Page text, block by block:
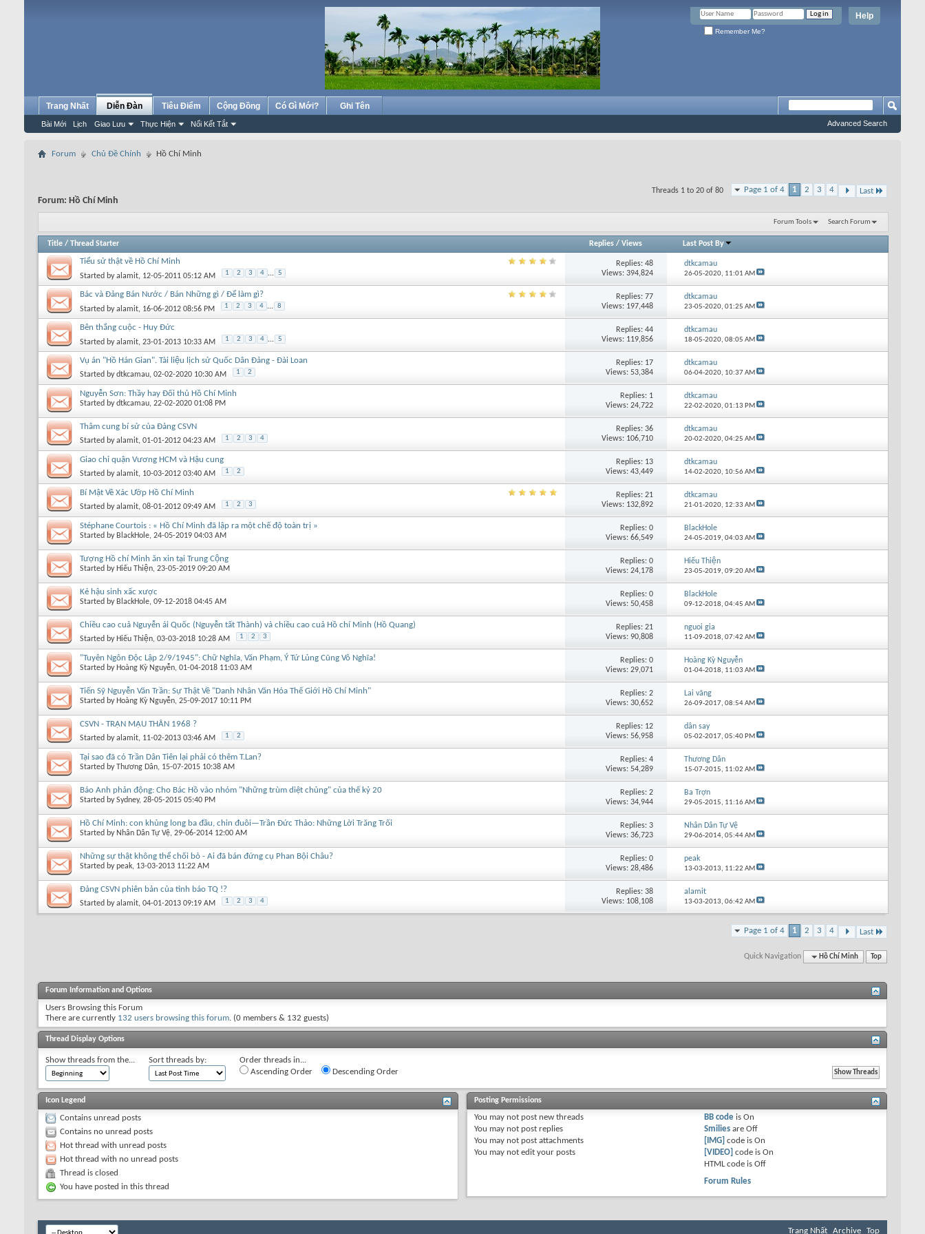
Help
Remember Me?
Trang Nhất Diễn Đàn
Bài Mới Lịch Giao Lưu Thực Hiện Nối Kết Tắt
Tiêu Điểm Cộng Đồng Có Gì Mới? Ghi Tên
Advanced Search
Forum Chủ Đề Chính Hồ Chí Minh
Page 1 of 4 1 2 3 4 Last
Threads 1 to 20 of 80
Forum: Hồ Chí Minh
Forum Tools Search Forum
Title / Thread Starter Replies/ Views Last Post By
Tiểu sử thật về Hồ Chí Minh
Started byalamit, 12-05-2011 05:12 AM 1 2 3 4 ... 5
Replies: 48
Views: 394,824
dtkcamau
26-05-2020, 11:01 AM
Bác và Đảng Bán Nước / Bán Những gì / Để làm gì?
Started byalamit, 16-06-2012 08:56 PM 1 2 3 4 ... 8
Replies: 77
Views: 197,448
dtkcamau
23-05-2020, 01:25 AM
Bên thắng cuộc - Huy Đức
Started byalamit, 23-01-2013 10:33 AM 1 2 3 4 ... 5
Replies: 44
Views: 119,856
dtkcamau
18-05-2020, 08:05 AM
Vụ án "Hồ Hán Gian". Tài liệu lịch sử Quốc Dân Đảng - Đài Loan
Started bydtkcamau, 02-02-2020 10:30 AM 1 2
Replies: 17
Views: 53,384
dtkcamau
06-04-2020, 10:37 AM
Nguyễn Sơn: Thầy hay Đối thủ Hồ Chí Minh
Started bydtkcamau, 22-02-2020 01:08 PM
Replies: 1
Views: 24,722
dtkcamau
22-02-2020, 01:13 PM
Thâm cung bí sử của Đảng CSVN
Started byalamit, 01-01-2012 04:23 AM 1 2 3 4
Replies: 36
Views: 106,710
dtkcamau
20-02-2020, 04:25 AM
Giao chỉ quận Vương HCM và Hậu cung
Started byalamit, 10-03-2012 03:40 AM 1 2
Replies: 13
Views: 43,449
dtkcamau
14-02-2020, 10:56 AM
Bí Mật Về Xác Ướp Hồ Chí Minh
Started byalamit, 08-01-2012 09:49 AM 1 2 3
Replies: 21
Views: 132,892
dtkcamau
21-01-2020, 12:33 AM
Stéphane Courtois : « Hồ Chí Minh đã lập ra một chế độ toàn trị »
Started by BlackHole, 24-05-2019 04:03 AM
Replies: 0
Views: 66,549
BlackHole
24-05-2019, 04:03 AM
Tượng Hồ chí Minh ăn xin tại Trung Cộng
Started by Hiếu Thiện, 23-05-2019 09:20 AM
Replies: 0
Views: 24,178
Hiếu Thiện
23-05-2019, 09:20 AM
Kẻ hậu sinh xấc xược
Started by BlackHole, 09-12-2018 04:45 AM
Replies: 0
Views: 50,458
BlackHole
09-12-2018, 04:45 AM
Chiều cao cuả Nguyễn ái Quốc (Nguyễn tất Thành) và chiều cao cuả Hồ chí Minh (Hồ Quang)
Started by Hiếu Thiện, 03-03-2018 10:28 AM 1 2 3
Replies: 21
Views: 90,808
nguoi gia
11-09-2018, 07:42 AM
"Tuyên Ngôn Độc Lập 2/9/1945": Chữ Nghĩa, Văn Phạm, Ý Tứ Lủng Cũng Vô Nghĩa!
Started by Hoàng Kỳ Nguyễn, 01-04-2018 11:03 AM
Replies: 0
Views: 29,071
Hoàng Kỳ Nguyễn
01-04-2018, 11:03 AM
Tiến Sỹ Nguyễn Văn Trần: Sự Thật Về "Danh Nhân Văn Hóa Thế Giới Hồ Chí Minh"
Started by Hoàng Kỳ Nguyễn, 25-09-2017 10:11 PM
Replies: 2
Views: 30,652
Lai vãng
26-09-2017, 08:54 AM
CSVN - TRẬN MẬU THÂN 1968 ?
Started byalamit, 11-02-2013 03:46 AM 1 2
Replies: 12
Views: 56,958
dân say
05-02-2017, 05:40 PM
Tại sao đã có Trần Dân Tiên lại phải có thêm T.Lan?
Started byThương Dân, 15-07-2015 10:38 AM
Replies: 4
Views: 54,289
Thương Dân
15-07-2015, 11:02 AM
Báo Anh phản động: Cho Bác Hồ vào nhóm "Những trùm diệt chủng" của thế kỷ 20
Started bySydney, 28-05-2015 05:40 PM
Replies: 2
Views: 34,944
Ba Trợn
29-05-2015, 11:16 AM
Hồ Chí Minh: con khủng long ba đầu, chin đuôi—Trần Đức Thảo: Những Lời Trăng Trối
Started by Nhân Dân Tự Vệ, 29-06-2014 12:00 AM
Replies: 3
Views: 36,723
Nhân Dân Tự Vệ
29-06-2014, 05:44 AM
Những sự thật không thể chối bỏ - Ai đã bán đứng cụ Phan Bội Châu?
Started bypeak, 13-03-2013 11:22 AM
Replies: 0
Views: 28,486
peak
13-03-2013, 11:22 AM
Đảng CSVN phiên bản của tình báo TQ !?
Started byalamit, 04-01-2013 09:19 AM 1 2 3 4
Replies: 38
Views: 108,108
alamit
13-03-2013, 06:42 AM
Page 1 of 4 1 2 3 4 Last
Quick Navigation Hồ Chí Minh Top
Forum Information and Options
Users Browsing this Forum
There are currently 132 users browsing this forum. (0 members & 132 guests)
Thread Display Options
Show threads from the... Sort threads by:
Order threads in...
Ascending Order
Descending Order
Icon Legend
Contains unread posts
Contains no unread posts
Hot thread with unread posts
Hot thread with no unread posts
Thread is closed
You have posted in this thread
Posting Permissions
You may not post new threads
You may not post replies
You may not post attachments
You may not edit your posts
BB code isOn
Smilies areOff
[IMG] code isOn
[VIDEO] code isOn
HTML code isOff
Forum Rules
Trang Nhất Archive Top